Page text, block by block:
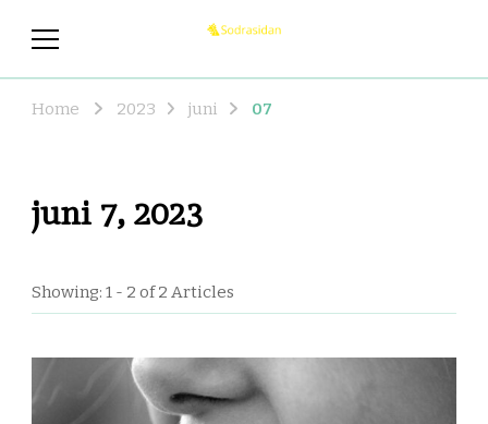
Home 2023 juni 07
juni 7, 2023
Showing: 1 - 2 of 2 Articles